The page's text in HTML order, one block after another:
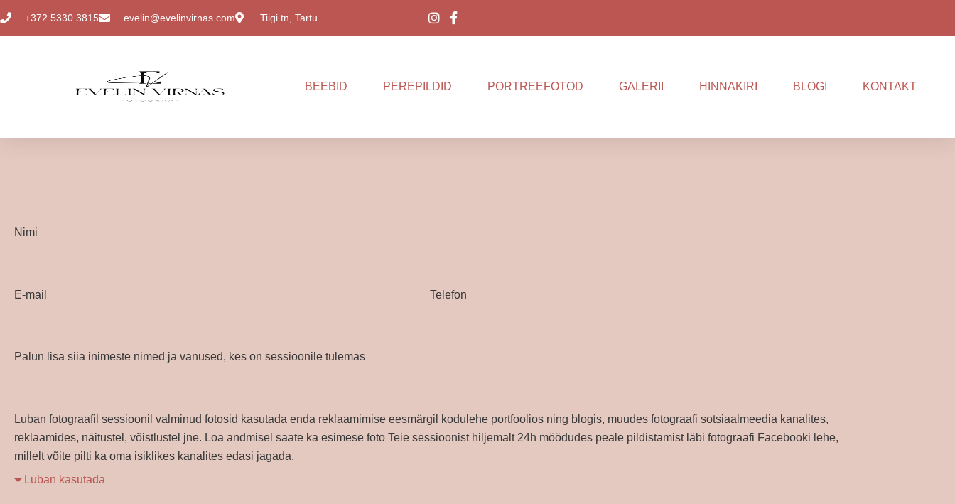
to
+372 5330 3815 evelin@evelinvirnas.com Tiigi tn, Tartu
BEEBID PEREPILDID PORTREEFOTOD GALERII HINNAKIRI BLOGI KONTAKT
Nimi
E-mail Telefon
Palun lisa siia inimeste nimed ja vanused, kes on sessioonile tulemas
Luban fotograafil sessioonil valminud fotosid kasutada enda reklaamimise eesmärgil kodulehe portfoolios ning blogis, muudes fotograafi sotsiaalmeedia kanalites,
reklaamides, näitustel, võistlustel jne. Loa andmisel saate ka esimese foto Teie sessioonist hiljemalt 24h möödudes peale pildistamist läbi fotograafi Facebooki lehe,
millelt võite pilti ka oma isiklikes kanalites edasi jagada.